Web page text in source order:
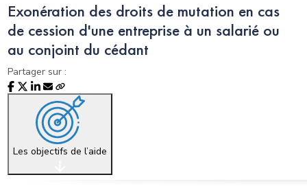
Exonération des droits de mutation en cas
de cession d'une entreprise à un salarié ou
au conjoint du cédant
Partager sur :
Les objectifs de l’aide